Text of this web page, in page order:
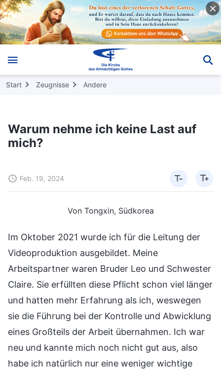
Start Zeugnisse Andere
Warum nehme ich keine Last auf
mich?
Feb. 19, 2024
Von Tongxin, Südkorea
Im Oktober 2021 wurde ich für die Leitung der
Videoproduktion ausgebildet. Meine
Arbeitspartner waren Bruder Leo und Schwester
Claire. Sie erfüllten diese Pflicht schon viel länger
und hatten mehr Erfahrung als ich, weswegen
sie die Führung bei der Kontrolle und Abwicklung
eines Großteils der Arbeit übernahmen. Ich war
neu und kannte mich noch nicht gut aus, also
habe ich natürlich nur eine weniger wichtige